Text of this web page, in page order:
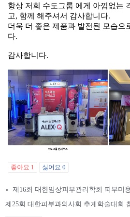
항상 저희 수도그룹 에게 아낌없는
고, 함께 해주셔서 감사합니다.
더욱 더 좋은 제품과 발전된 모습으
다.
감사합니다.
좋아요 1 싫어요0
« 제16회 대한임상피부관리학회 피부미
제25회 대한피부과의사회 추계학술대회